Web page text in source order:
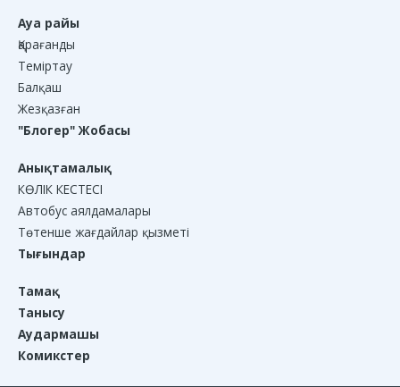
Ауа райы
Қарағанды
Теміртау
Балқаш
Жезқазған
"Блогер" Жобасы
Анықтамалық
КӨЛІК КЕСТЕСІ
Автобус аялдамалары
Төтенше жағдайлар қызметі
Тығындар
Тамақ
Танысу
Аудармашы
Комикстер